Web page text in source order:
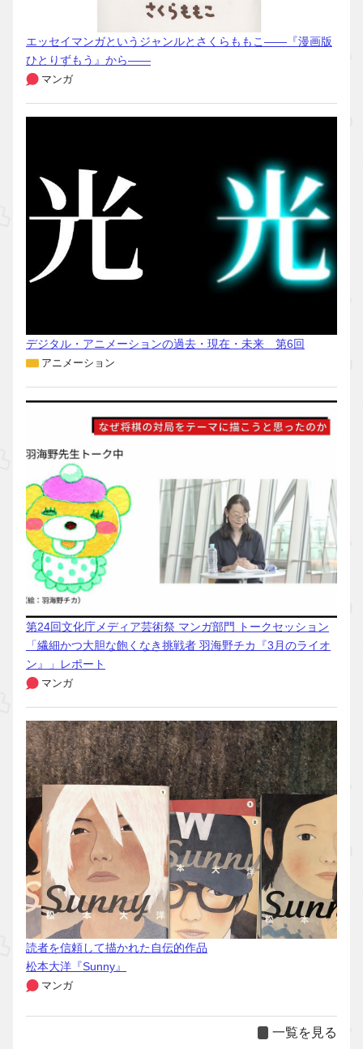
エッセイマンガというジャンルとさくらももこ――『漫画版
ひとりずもう』から――
マンガ
デジタル・アニメーションの過去・現在・未来 第6回
アニメーション
第24回文化庁メディア芸術祭 マンガ部門 トークセッション
「繊細かつ大胆な飽くなき挑戦者 羽海野チカ『3月のライオ
ン』」レポート
マンガ
読者を信頼して描かれた自伝的作品
松本大洋『Sunny』
マンガ
一覧を見る